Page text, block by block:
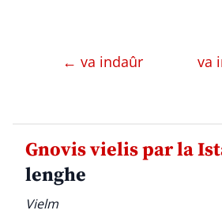
← va indaûr va
Gnovis vielis par la
lenghe
Vielm